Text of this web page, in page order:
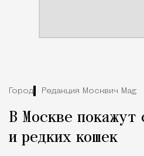
Город Редакция Москвич Mag
В Москве покажут
и редких кошек